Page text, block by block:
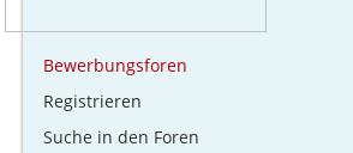
Bewerbungsforen
Registrieren
Suche in den Foren